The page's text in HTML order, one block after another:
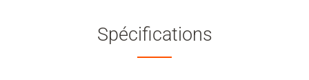
Spécifications